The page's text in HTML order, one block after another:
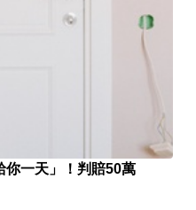
你一天」！判賠50萬